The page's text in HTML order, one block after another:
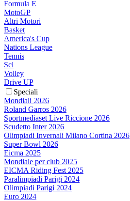
Formula E
MotoGP
Altri Motori
Basket
America's Cup
Nations League
Tennis
Sci
Volley
Drive UP
Speciali
Mondiali 2026
Roland Garros 2026
Sportmediaset Live Riccione 2026
Scudetto Inter 2026
Olimpiadi Invernali Milano Cortina 2026
Super Bowl 2026
Eicma 2025
Mondiale per club 2025
EICMA Riding Fest 2025
Paralimpiadi Parigi 2024
Olimpiadi Parigi 2024
Euro 2024